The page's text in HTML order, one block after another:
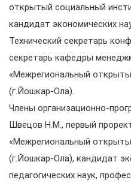
открытый социальный
кандидат экономических
Технический секретарь
секретарь кафедры
«Межрегиональный
(г.Йошкар-Ола).
Члены организационно-
Швецов Н.М., первый
«Межрегиональный
(г.Йошкар-Ола), кандидат
педагогических наук,